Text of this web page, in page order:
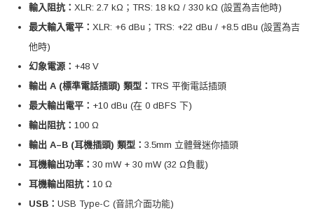
輸入阻抗：XLR: 2.7 kΩ；TRS: 18 kΩ / 330 kΩ (設置為吉他時)
最大輸入電平：XLR: +6 dBu；TRS: +22 dBu / +8.5 dBu (設置為吉
他時)
幻象電源： +48 V
輸出 A (標準電話插頭) 類型：TRS 平衡電話插頭
最大輸出電平： +10 dBu (在 0 dBFS 下)
輸出阻抗： 100 Ω
輸出 A–B (耳機插頭) 類型：3.5mm 立體聲迷你插頭
耳機輸出功率：30 mW + 30 mW (32 Ω負載)
耳機輸出阻抗： 10 Ω
USB：USB Type-C (音訊介面功能)